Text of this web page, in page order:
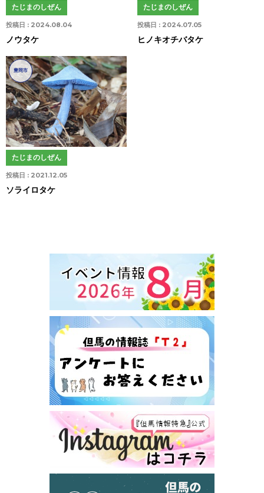
投稿日 : 2024.08.04
たじまのしぜん
ノウタケ
投稿日 : 2024.07.05
たじまのしぜん
ヒノキオチバタケ
豊岡市
投稿日 : 2021.12.05
たじまのしぜん
ソライロタケ